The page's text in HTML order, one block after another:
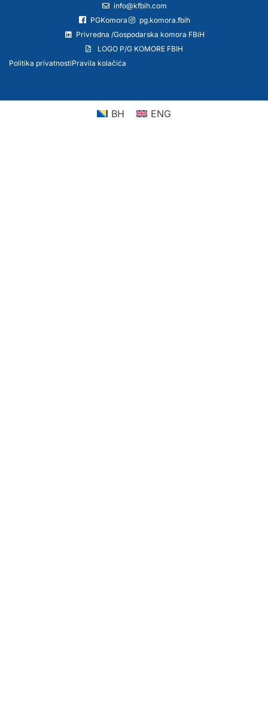
info@kfbih.com
PGKomora
pg.komora.fbih
Privredna /Gospodarska komora FBiH
LOGO P/G KOMORE FBIH
Politika privatnostiPravila kolačića
BH ENG